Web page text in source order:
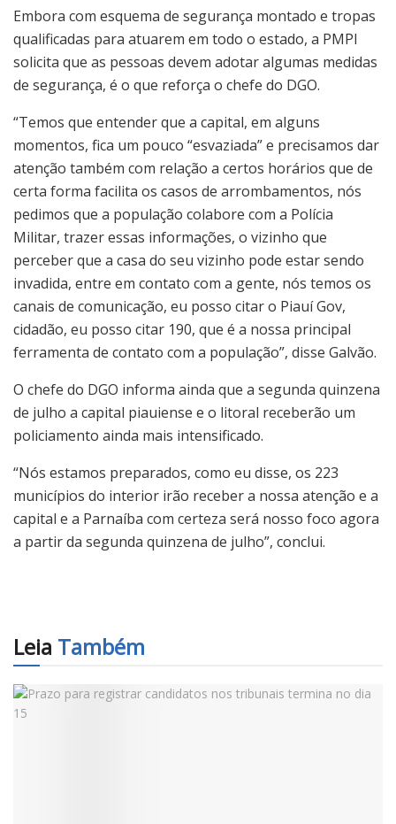
Embora com esquema de segurança montado e tropas
qualificadas para atuarem em todo o estado, a PMPI
solicita que as pessoas devem adotar algumas medidas
de segurança, é o que reforça o chefe do DGO.
“Temos que entender que a capital, em alguns
momentos, fica um pouco “esvaziada” e precisamos dar
atenção também com relação a certos horários que de
certa forma facilita os casos de arrombamentos, nós
pedimos que a população colabore com a Polícia
Militar, trazer essas informações, o vizinho que
perceber que a casa do seu vizinho pode estar sendo
invadida, entre em contato com a gente, nós temos os
canais de comunicação, eu posso citar o Piauí Gov,
cidadão, eu posso citar 190, que é a nossa principal
ferramenta de contato com a população”, disse Galvão.
O chefe do DGO informa ainda que a segunda quinzena
de julho a capital piauiense e o litoral receberão um
policiamento ainda mais intensificado.
“Nós estamos preparados, como eu disse, os 223
municípios do interior irão receber a nossa atenção e a
capital e a Parnaíba com certeza será nosso foco agora
a partir da segunda quinzena de julho”, conclui.
Leia Também